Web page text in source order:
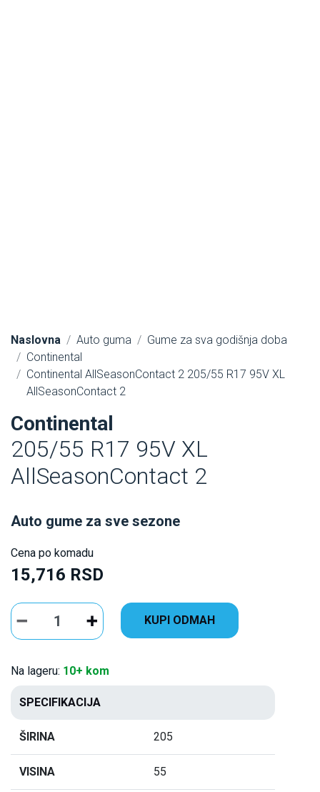
Naslovna Auto guma
Gume za sva godišnja doba
Continental
Continental AllSeasonContact 2 205/55 R17 95V XL
AllSeasonContact 2
Continental
205/55 R17 95V XL
AllSeasonContact 2
Auto gume za sve sezone
Cena po komadu
15,716 RSD
KUPI ODMAH
Na lageru: 10+ kom
SPECIFIKACIJA
ŠIRINA 205
VISINA 55